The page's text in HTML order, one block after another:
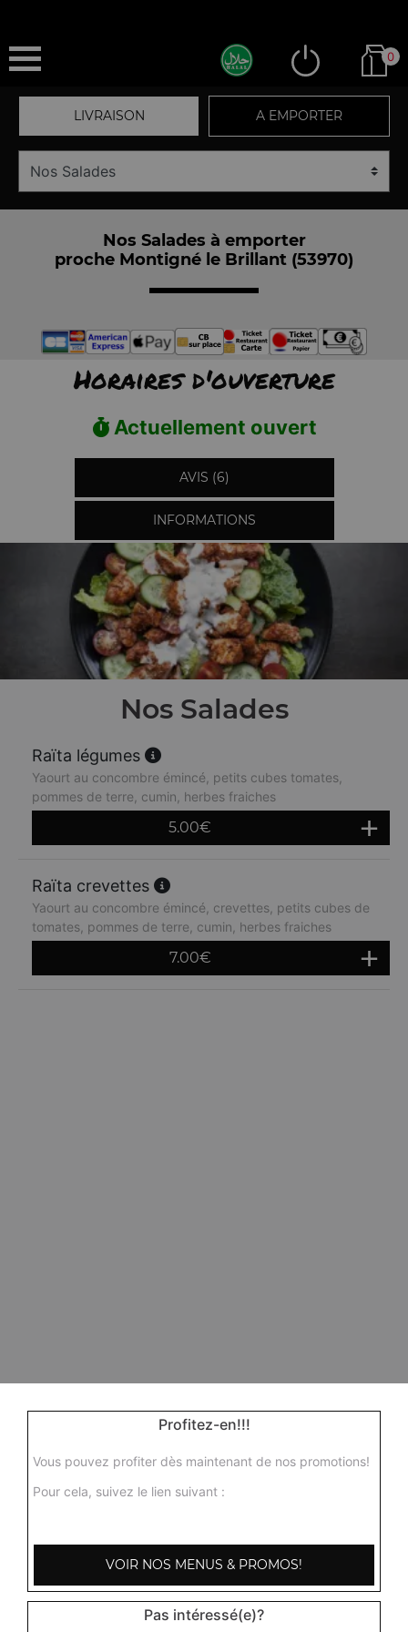
0
LIVRAISON A EMPORTER
Nos Salades à emporter
proche Montigné le Brillant (53970)
Horaires d'ouverture
Actuellement ouvert
AVIS (6)
INFORMATIONS
Nos Salades
Raïta légumes
Yaourt au concombre émincé, petits cubes tomates,
pommes de terre, cumin, herbes fraiches
5.00€
Raïta crevettes
Yaourt au concombre émincé, crevettes, petits cubes de
tomates, pommes de terre, cumin, herbes fraiches
7.00€
Profitez-en!!!
Vous pouvez profiter dès maintenant de nos promotions!
Pour cela, suivez le lien suivant :
VOIR NOS MENUS & PROMOS!
Pas intéressé(e)?